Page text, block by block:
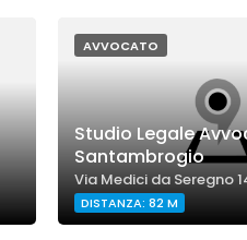
AVVOCATO
Studio Legale
Santambrogio
Via Medici da Seregno
DISTANZA: 82 M